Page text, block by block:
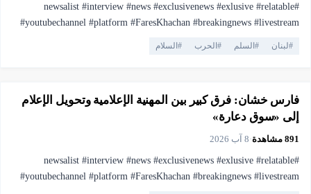
#newsalist #interview #news #exclusivenews #exlusive #relatable
#youtubechannel #platform #FaresKhachan #breakingnews #livestream
#pressfreedom #facts #currentaffairs #trending #lebanonnews
#لبنان # السلم # الحرب # السلام
فارس خشان: فرق كبير بين المهنية الإعلامية وتحويل الإعلام
إلى «سوق دعارة»
891 مشاهدة·8 آب 2026
#newsalist #interview #news #exclusivenews #exlusive #relatable
#youtubechannel #platform #FaresKhachan #breakingnews #livestream